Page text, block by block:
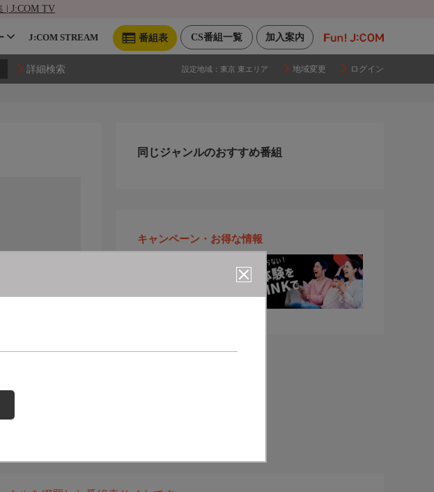
| J:COM TV
加入案内
CS番組一覧
番組表
J:COM STREAM
詳細検索 設定地域： 東京 東エリア 地域変更 ログイン
同じジャンルのおすすめ番組
キャンペーン・お得な情報